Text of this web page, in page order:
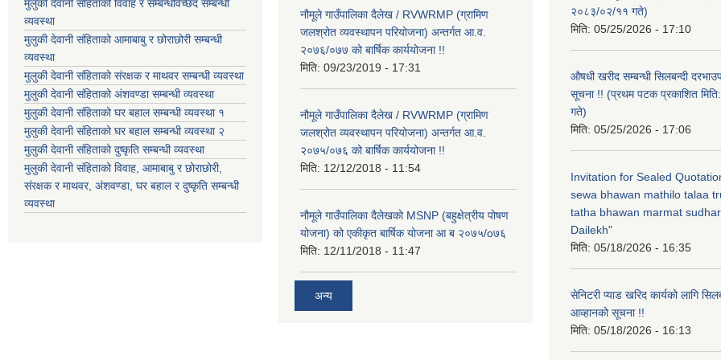
मुलुकी देवानी संहिताको विवाह र सम्बन्धविच्छेद सम्बन्धी
व्यवस्था
मुलुकी देवानी संहिताको आमाबाबु र छोराछोरी सम्बन्धी
व्यवस्था
मुलुकी देवानी संहिताको संरक्षक र माथवर सम्बन्धी व्यवस्था
मुलुकी देवानी संहिताको अंशवण्डा सम्बन्धी व्यवस्था
मुलुकी देवानी संहिताको घर बहाल सम्बन्धी व्यवस्था १
मुलुकी देवानी संहिताको घर बहाल सम्बन्धी व्यवस्था २
मुलुकी देवानी संहिताको दुष्कृति सम्बन्धी व्यवस्था
मुलुकी देवानी संहिताको विवाह, आमाबाबु र छोराछोरी,
संरक्षक र माथवर, अंशवण्डा, घर बहाल र दुष्कृति सम्बन्धी
व्यवस्था
नौमूले गाउँपालिका दैलेख / RVWRMP (ग्रामिण
जलश्रोत व्यवस्थापन परियोजना) अन्तर्गत आ.व.
२०७६/०७७ को बार्षिक कार्ययोजना !!
मिति: 09/23/2019 - 17:31
नौमूले गाउँपालिका दैलेख / RVWRMP (ग्रामिण
जलश्रोत व्यवस्थापन परियोजना) अन्तर्गत आ.व.
२०७५/०७६ को बार्षिक कार्ययोजना !!
मिति: 12/12/2018 - 11:54
नौमूले गाउँपालिका दैलेखको MSNP (बहुक्षेत्रीय पोषण
योजना) को एकीकृत बार्षिक योजना आ ब २०७५/o७६
मिति: 12/11/2018 - 11:47
अन्य
२०८३/०२/११ गते)
मिति: 05/25/2026 - 17:10
औषधी खरीद सम्बन्धी सिलबन्दी
सूचना !! (प्रथम पटक प्रकाशित
गते)
मिति: 05/25/2026 - 17:06
Invitation for Sealed
sewa bhawan mathilo talaa
tatha bhawan marmat
Dailekh"
मिति: 05/18/2026 - 16:35
सेनिटरी प्याड खरिद कार्यको लागि
आव्हानको सूचना !!
मिति: 05/18/2026 - 16:13